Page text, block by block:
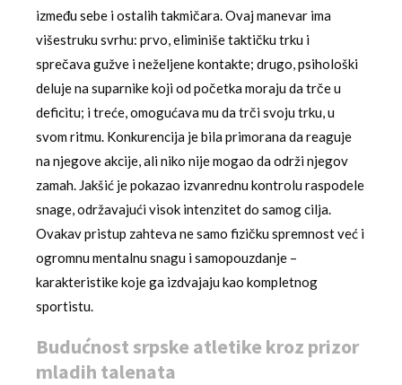
između sebe i ostalih takmičara. Ovaj manevar ima
višestruku svrhu: prvo, eliminiše taktičku trku i
sprečava gužve i neželjene kontakte; drugo, psihološki
deluje na suparnike koji od početka moraju da trče u
deficitu; i treće, omogućava mu da trči svoju trku, u
svom ritmu. Konkurencija je bila primorana da reaguje
na njegove akcije, ali niko nije mogao da održi njegov
zamah. Jakšić je pokazao izvanrednu kontrolu raspodele
snage, održavajući visok intenzitet do samog cilja.
Ovakav pristup zahteva ne samo fizičku spremnost već i
ogromnu mentalnu snagu i samopouzdanje –
karakteristike koje ga izdvajaju kao kompletnog
sportistu.
Budućnost srpske atletike kroz prizor
mladih talenata